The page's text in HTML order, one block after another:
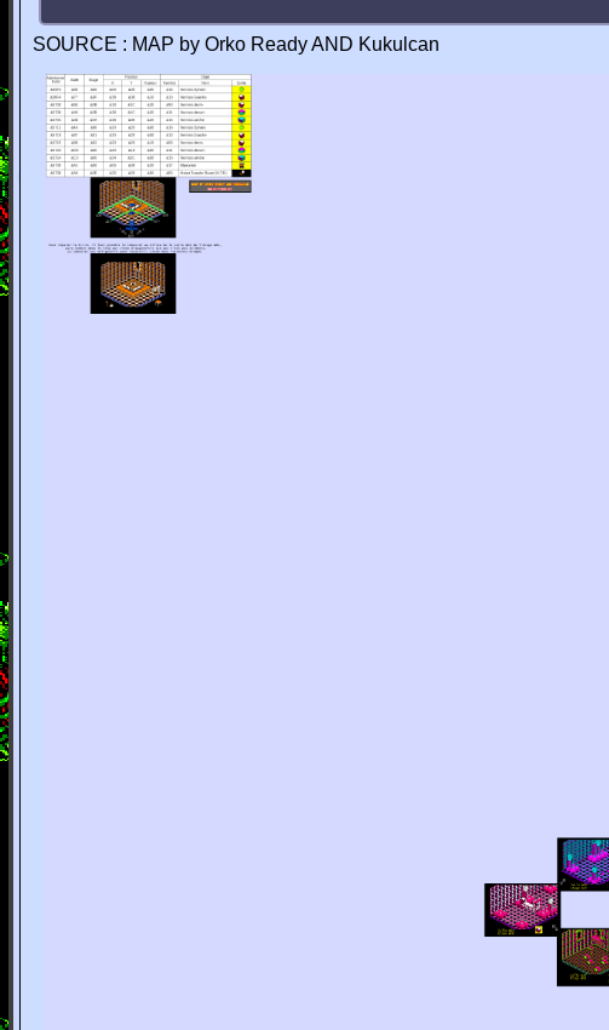
SOURCE : MAP by Orko Ready AND Kukulcan